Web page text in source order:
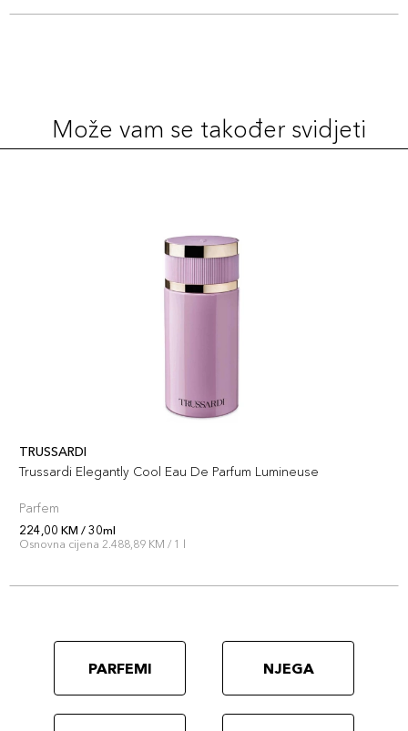
Može vam se također svidjeti
TRUSSARDI
Trussardi Elegantly Cool Eau De Parfum Lumineuse
Parfem
224,00 KM / 30ml
Osnovna cijena 2.488,89 KM / 1 l
PARFEMI NJEGA